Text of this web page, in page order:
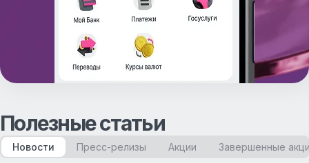
Полезные статьи
Новости Пресс-релизы Акции Завершенные